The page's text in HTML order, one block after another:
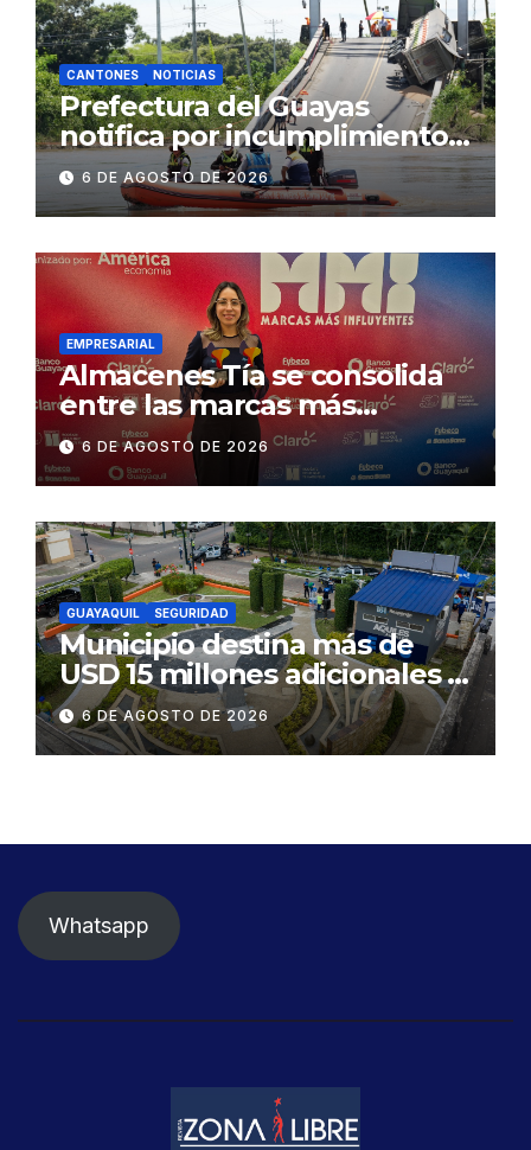
CANTONES NOTICIAS
Prefectura del Guayas
notifica por incumplimiento
contractual a la
Concesionaria CONORTE y
exige celeridad en
desmontaje del puente
Gonzalo Icaza Cornejo, en
Daule
6 DE AGOSTO DE 2026
EMPRESARIAL
Almacenes Tía se consolida
entre las marcas más
influyentes del Ecuador
6 DE AGOSTO DE 2026
GUAYAQUIL SEGURIDAD
Municipio destina más de
USD 15 millones adicionales a
SEGURA EP para fortalecer la
seguridad ciudadana
6 DE AGOSTO DE 2026
Whatsapp